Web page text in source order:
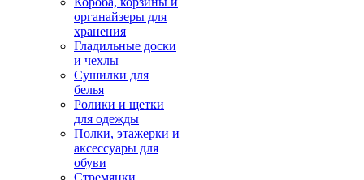
органайзеры для
хранения
Гладильные доски
и чехлы
Сушилки для
белья
Ролики и щетки
для одежды
Полки, этажерки и
аксессуары для
обуви
Стремянки